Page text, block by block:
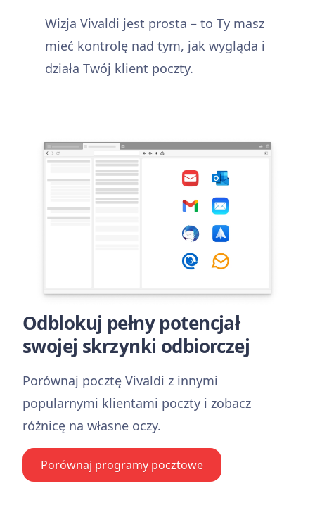
Wizja Vivaldi jest prosta – to Ty masz
mieć kontrolę nad tym, jak wygląda i
działa Twój klient poczty.
Odblokuj pełny potencjał
swojej skrzynki odbiorczej
Porównaj pocztę Vivaldi z innymi
popularnymi klientami poczty i zobacz
różnicę na własne oczy.
Porównaj programy pocztowe